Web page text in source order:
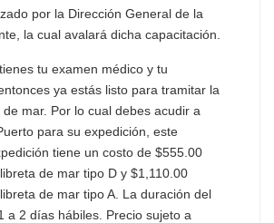
por la Dirección General de la
la cual avalará dicha capacitación.
tu examen médico y tu
ya estás listo para tramitar la
mar. Por lo cual debes acudir a
para su expedición, este
tiene un costo de $555.00
de mar tipo D y $1,110.00
de mar tipo A. La duración del
a 2 días hábiles. Precio sujeto a